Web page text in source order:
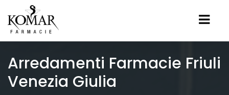
Arredamenti Farmacie Friuli
Venezia Giulia